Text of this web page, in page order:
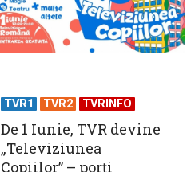
TVR1 TVR2 TVRINFO
De 1 Iunie, TVR devine
„Televiziunea
Copiilor” – porţi